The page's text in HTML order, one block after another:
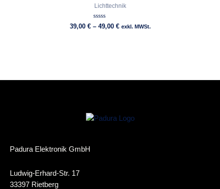
Lichttechnik
Bewertet
mit
39,00 €– 49,00 € exkl. MWSt.
Padura Elektronik GmbH
Ludwig-Erhard-Str. 17
33397 Rietberg